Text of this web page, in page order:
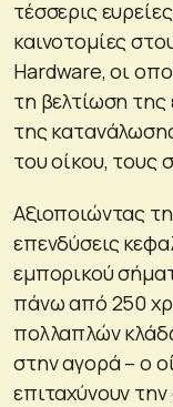
τέσσερις
καινοτομίες
Hardware, οι
τη βελτίωση
της
του οίκου, τους
Αξιοποιώντας
επενδύσεις
εμπορικού
πάνω από 250
πολλαπλών
στην αγορά – ο
επιταχύνουν